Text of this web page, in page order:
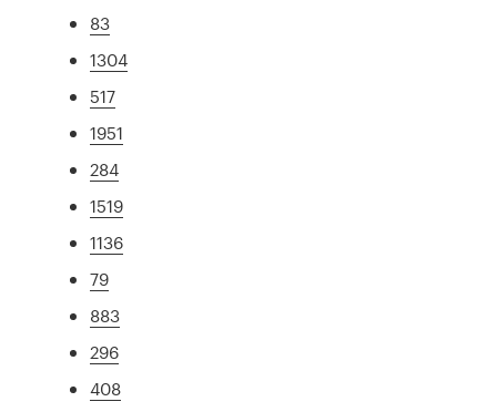
83
1304
517
1951
284
1519
1136
79
883
296
408